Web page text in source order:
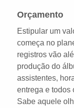
Orçamento
Estipular um
começa no
registros vão
produção do
assistentes,
entrega e todos
Sabe aquele